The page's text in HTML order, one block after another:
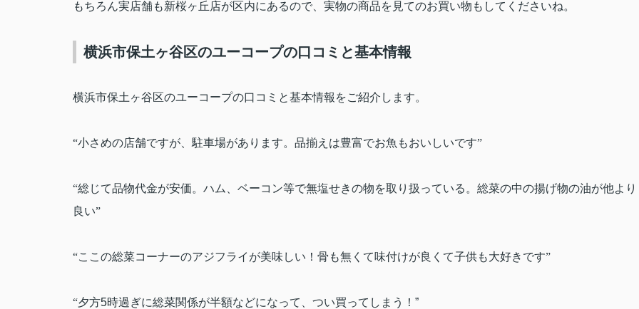
もちろん実店舗も新桜ヶ丘店が区内にあるので、実物の商品を見てのお買い物もしてくださいね。
横浜市保土ヶ谷区のユーコープの口コミと基本情報
横浜市保土ヶ谷区のユーコープの口コミと基本情報をご紹介します。
“小さめの店舗ですが、駐車場があります。品揃えは豊富でお魚もおいしいです”
“総じて品物代金が安価。ハム、ベーコン等で無塩せきの物を取り扱っている。総菜の中の揚げ物の油が他より
良い”
“ここの総菜コーナーのアジフライが美味しい！骨も無くて味付けが良くて子供も大好きです”
“夕方5時過ぎに総菜関係が半額などになって、つい買ってしまう！ ”